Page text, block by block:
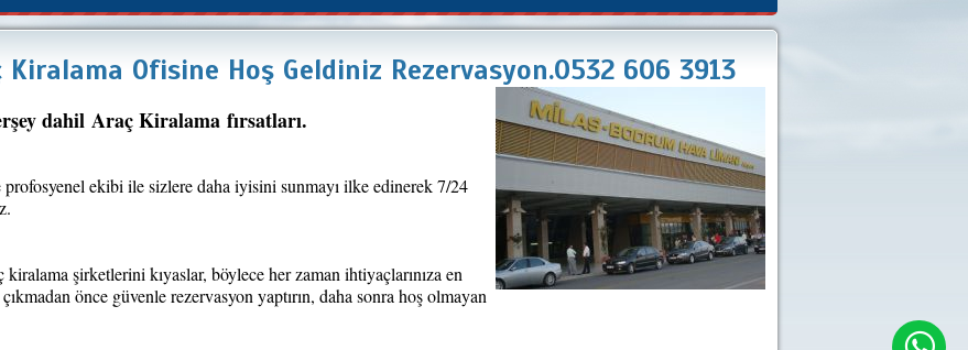
Ofisine Hoş Geldiniz Rezervasyon.0532 606 3913
dahil Araç Kiralama fırsatları.
profosyenel ekibi ile sizlere daha iyisini sunmayı ilke edinerek 7/24
şirketlerini kıyaslar, böylece her zaman ihtiyaçlarınıza en
önce güvenle rezervasyon yaptırın, daha sonra hoş olmayan